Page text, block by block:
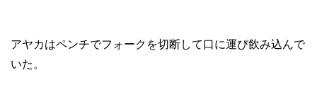
アヤカはペンチでフォークを切断して口に運び飲み込んで
いた。